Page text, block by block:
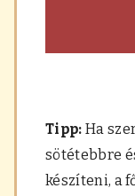
Tipp: Ha
sötétebbre
készíteni, a